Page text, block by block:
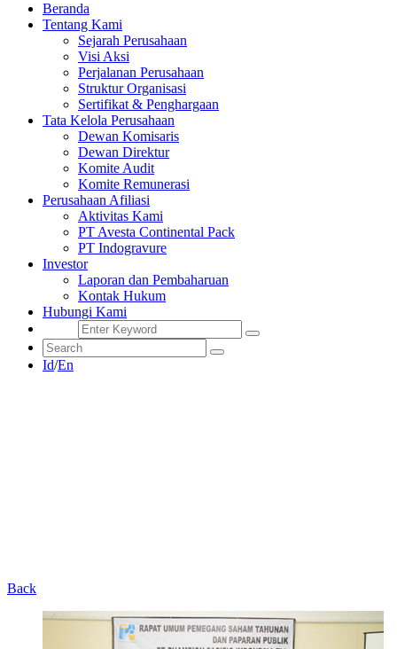
Beranda
Tentang Kami
Sejarah Perusahaan
Visi Aksi
Perjalanan Perusahaan
Struktur Organisasi
Sertifikat & Penghargaan
Tata Kelola Perusahaan
Dewan Komisaris
Dewan Direktur
Komite Audit
Komite Remunerasi
Perusahaan Afiliasi
Aktivitas Kami
PT Avesta Continental Pack
PT Indogravure
Investor
Laporan dan Pembaharuan
Kontak Hukum
Hubungi Kami
Id/En
Back